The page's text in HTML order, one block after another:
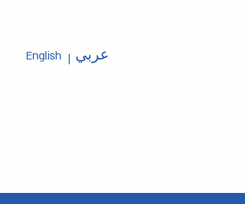
English عربي |